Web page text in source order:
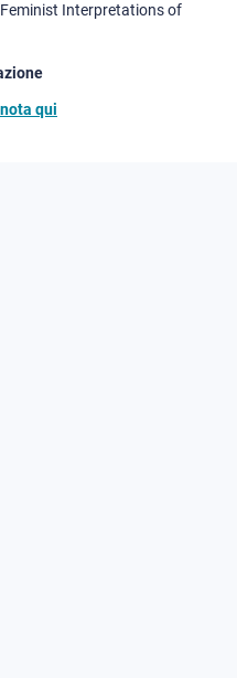
Interpretations of
qui